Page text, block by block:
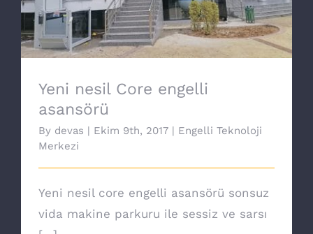
Yeni nesil Core engelli
asansörü
By devas | Ekim 9th, 2017 | Engelli Teknoloji
Merkezi
Yeni nesil core engelli asansörü sonsuz
vida makine parkuru ile sessiz ve sarsı